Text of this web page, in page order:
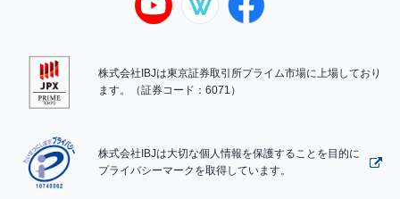
株式会社IBJは東京証券取引所プライム市場に上場しており
ます。（証券コード：6071）
株式会社IBJは大切な個人情報を保護することを目的に
プライバシーマークを取得しています。